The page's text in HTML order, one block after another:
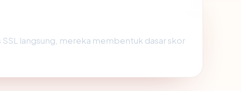
langsung, mereka membentuk dasar skor